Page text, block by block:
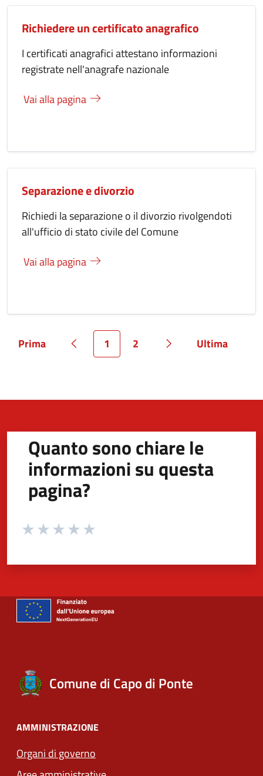
Richiedere un certificato anagrafico
I certificati anagrafici attestano informazioni
registrate nell'anagrafe nazionale
Vai alla pagina
Separazione e divorzio
Richiedi la separazione o il divorzio rivolgendoti
all'ufficio di stato civile del Comune
Vai alla pagina
Pagina
Prima Pagina precedente
Pagina
1 Pagina
2 Pagina successiva
Pagina
Ultima
Quanto sono chiare le
informazioni su questa
pagina?
Valuta da 1 a 5 stelle la pagina
Comune di Capo di Ponte
AMMINISTRAZIONE
Organi di governo